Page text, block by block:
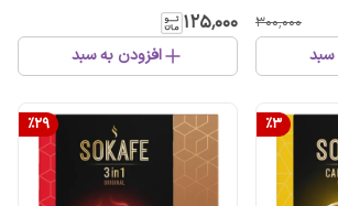
۳۰۰٬۰۰۰
سبد
۱۲۵٬۰۰۰
افزودن به سبد
%3
%29